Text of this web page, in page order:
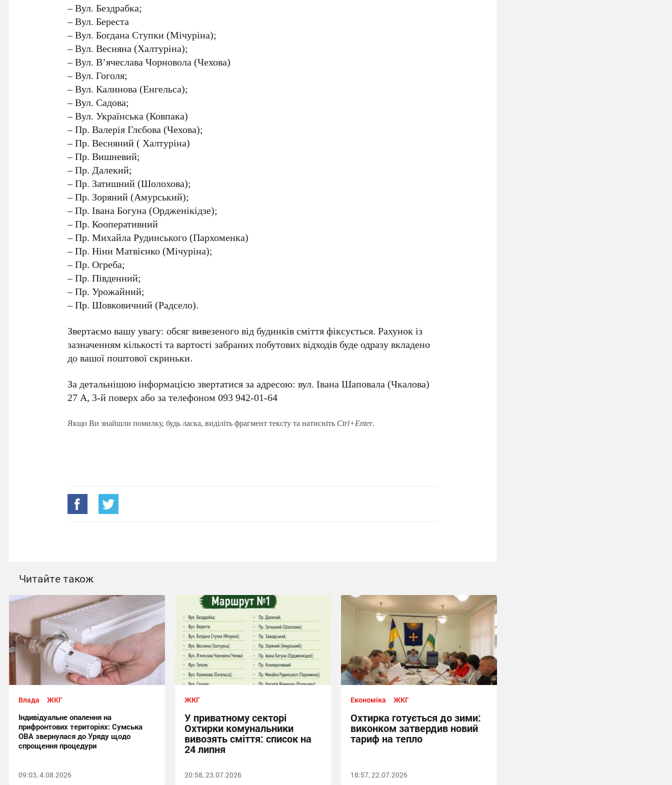
– Вул. Бездрабка;
– Вул. Береста
– Вул. Богдана Ступки (Мічуріна);
– Вул. Весняна (Халтуріна);
– Вул. В’ячеслава Чорновола (Чехова)
– Вул. Гоголя;
– Вул. Калинова (Енгельса);
– Вул. Садова;
– Вул. Українська (Ковпака)
– Пр. Валерія Глєбова (Чехова);
– Пр. Весняний ( Халтуріна)
– Пр. Вишневий;
– Пр. Далекий;
– Пр. Затишний (Шолохова);
– Пр. Зоряний (Амурський);
– Пр. Івана Богуна (Ордженікідзе);
– Пр. Кооперативний
– Пр. Михайла Рудинського (Пархоменка)
– Пр. Ніни Матвієнко (Мічуріна);
– Пр. Огреба;
– Пр. Південний;
– Пр. Урожайний;
– Пр. Шовковичний (Радсело).
Звертаємо вашу увагу: обсяг вивезеного від будинків сміття фіксується. Рахунок із
зазначенням кількості та вартості забраних побутових відходів буде одразу вкладено
до вашої поштової скриньки.
За детальнішою інформацією звертатися за адресою: вул. Івана Шаповала (Чкалова)
27 А, 3-й поверх або за телефоном 093 942-01-64
Якщо Ви знайшли помилку, будь ласка, виділіть фрагмент тексту та натисніть Ctrl+Enter.
Читайте також
Влада ЖКГ
Індивідуальне опалення на
прифронтових територіях: Сумська
ОВА звернулася до Уряду щодо
спрощення процедури
09:03, 4.08.2026
ЖКГ
У приватному секторі
Охтирки комунальники
вивозять сміття: список на
24 липня
20:58, 23.07.2026
Економіка ЖКГ
Охтирка готується до зими:
виконком затвердив новий
тариф на тепло
18:57, 22.07.2026